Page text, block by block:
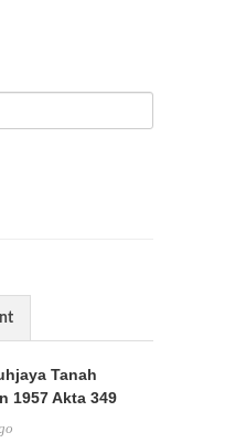
Tanah
1957 Akta 349